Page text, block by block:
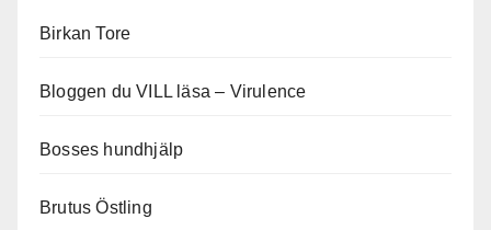
Birkan Tore
Bloggen du VILL läsa – Virulence
Bosses hundhjälp
Brutus Östling